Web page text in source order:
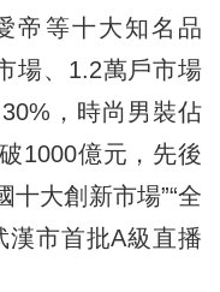
帝等十大知名品
場、1.2萬戶市場
，時尚男裝佔
1000億元，先後
十大創新市場”“全
漢市首批A級直播